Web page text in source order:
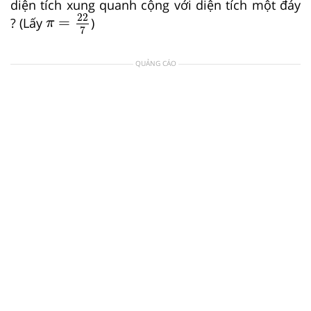
diện tích xung quanh cộng với diện tích một đáy
? (Lấy π =
22
7
π= 227)
QUẢNG CÁO